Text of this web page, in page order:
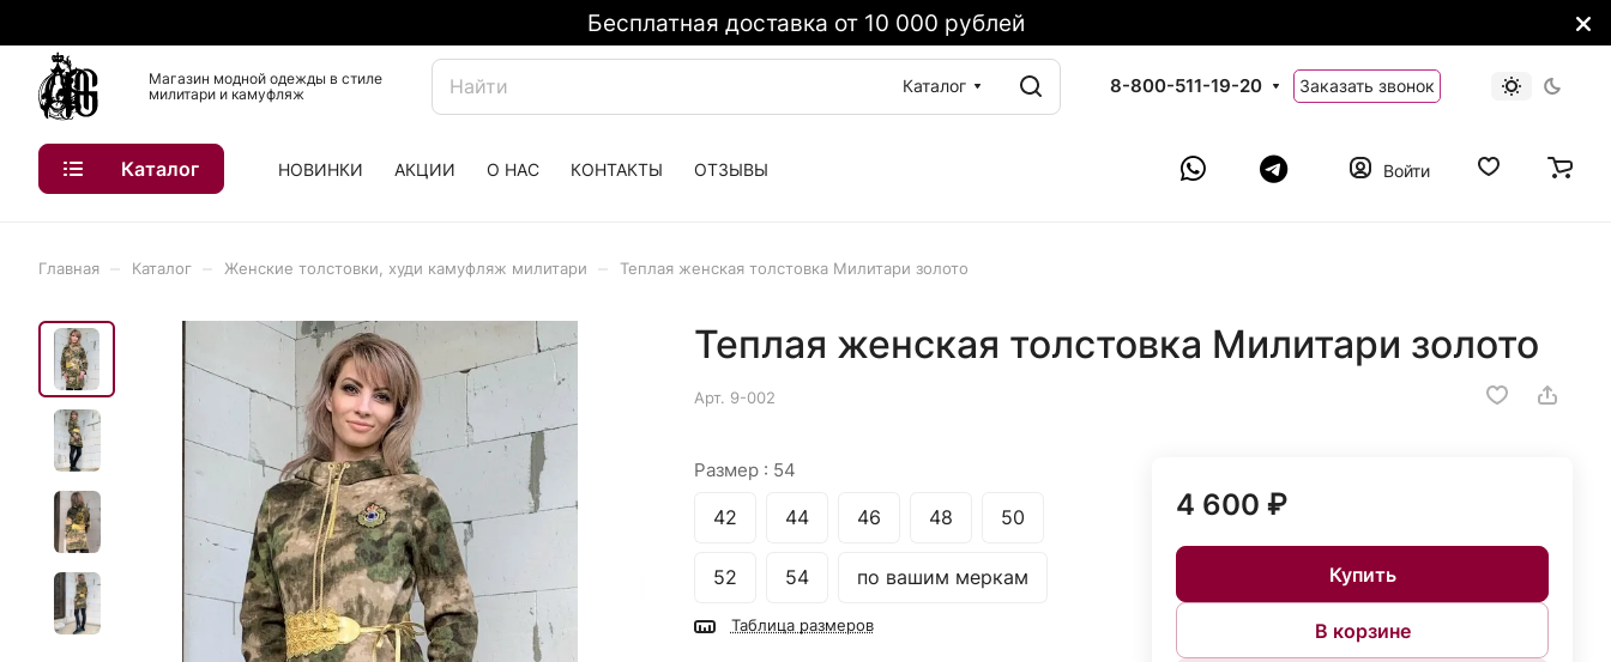
Бесплатная доставка от 10 000 рублей
Магазин модной одежды в стиле
милитари и камуфляж
Каталог 8-800-511-19-20 Заказать звонок
Каталог НОВИНКИ АКЦИИ О НАС КОНТАКТЫ ОТЗЫВЫ Войти
Главная Каталог Женские толстовки, худи камуфляж милитари Теплая женская толстовка Милитари золото
Теплая женская толстовка Милитари золото
Арт. 9-002
Размер : 54
42 44 46 48 50
52 54 по вашим меркам
Таблица размеров
4 600 ₽
Купить
В корзине